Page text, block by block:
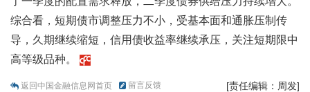
综合看，短期债市调整压力不小，受基本面和通胀压制传
导，久期继续缩短，信用债收益率继续承压，关注短期限中
高等级品种。
返回中国金融信息网首页 留言反馈 [责任编辑：周发]